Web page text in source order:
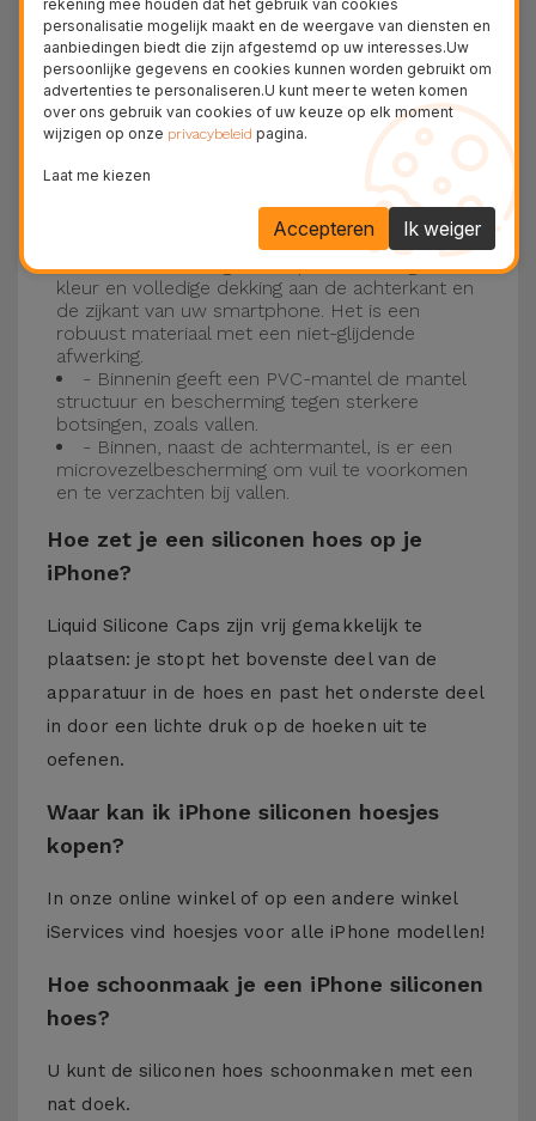
Drie-laagse bescherming met de
siliconen kappen
Onze iPhone siliconen hoesjes hebben een
robuuste, kwalitatieve constructie met een
drielaagse constructie om ongelukken en
- Een eerste laag van Liquid Silicone geeft de
kleur en volledige dekking aan de achterkant en
de zijkant van uw smartphone. Het is een
robuust materiaal met een niet-glijdende
afwerking.
- Binnenin geeft een PVC-mantel de mantel
structuur en bescherming tegen sterkere
botsingen, zoals vallen.
- Binnen, naast de achtermantel, is er een
microvezelbescherming om vuil te voorkomen
en te verzachten bij vallen.
Hoe zet je een siliconen hoes op je
iPhone?
Liquid Silicone Caps zijn vrij gemakkelijk te
plaatsen: je stopt het bovenste deel van de
apparatuur in de hoes en past het onderste deel
in door een lichte druk op de hoeken uit te
oefenen.
Waar kan ik iPhone siliconen hoesjes
kopen?
In onze online winkel of op een andere winkel
iServices vind hoesjes voor alle iPhone modellen!
Hoe schoonmaak je een iPhone siliconen
hoes?
U kunt de siliconen hoes schoonmaken met een
nat doek.
rekening mee houden dat het gebruik van cookies
personalisatie mogelijk maakt en de weergave van diensten en
aanbiedingen biedt die zijn afgestemd op uw interesses.Uw
persoonlijke gegevens en cookies kunnen worden gebruikt om
advertenties te personaliseren.U kunt meer te weten komen
over ons gebruik van cookies of uw keuze op elk moment
wijzigen op onze privacybeleid pagina.
Laat me kiezen
Ik weiger
Accepteren